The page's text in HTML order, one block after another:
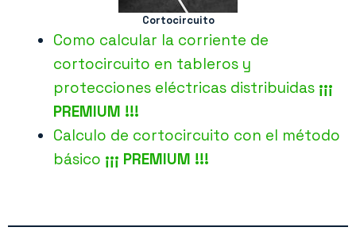
Cortocircuito
Como calcular la corriente de
cortocircuito en tableros y
protecciones eléctricas distribuidas ¡¡¡
PREMIUM !!!
Calculo de cortocircuito con el método
básico ¡¡¡ PREMIUM !!!